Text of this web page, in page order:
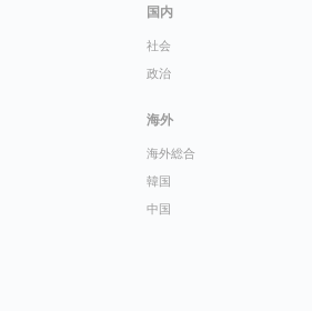
国内
社会
政治
海外
海外総合
韓国
中国